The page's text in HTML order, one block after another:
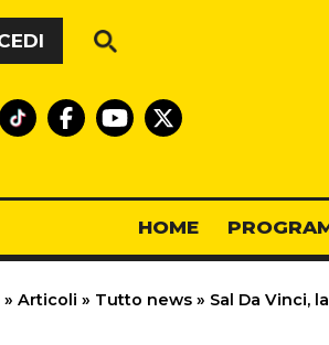
HOME
» Articoli » Tutto news » Sal Da Vinci,